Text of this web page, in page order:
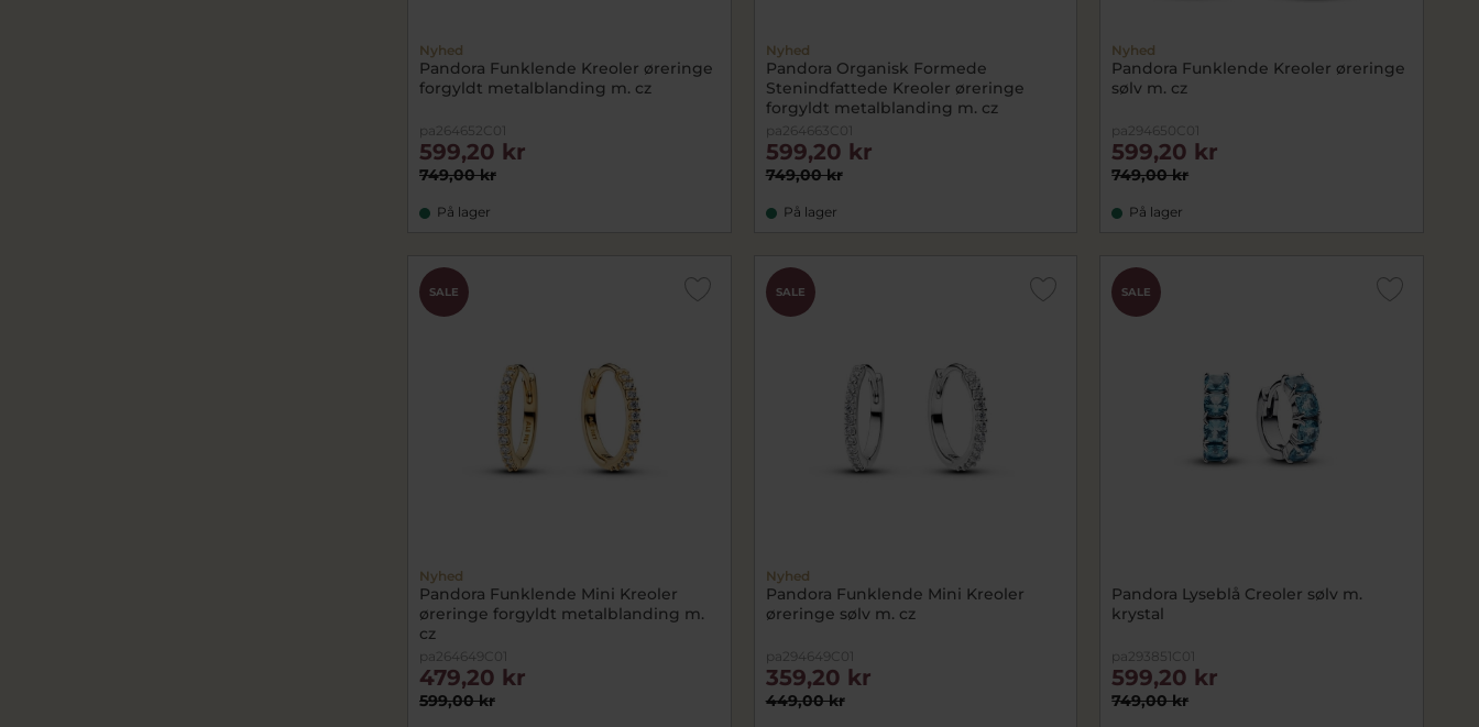
Nyhed
Pandora Funklende Kreoler øreringe
forgyldt metalblanding m. cz
pa264652C01
749,00 kr
599,20 kr
På lager
Nyhed
Pandora Organisk Formede
Stenindfattede Kreoler øreringe
forgyldt metalblanding m. cz
pa264663C01
749,00 kr
599,20 kr
På lager
Nyhed
Pandora Funklende Kreoler øreringe
sølv m. cz
pa294650C01
749,00 kr
599,20 kr
På lager
SALE
Nyhed
Pandora Funklende Mini Kreoler
øreringe forgyldt metalblanding m.
cz
pa264649C01
599,00 kr
479,20 kr
SALE
Nyhed
Pandora Funklende Mini Kreoler
øreringe sølv m. cz
pa294649C01
449,00 kr
359,20 kr
SALE
Pandora Lyseblå Creoler sølv m.
krystal
pa293851C01
749,00 kr
599,20 kr